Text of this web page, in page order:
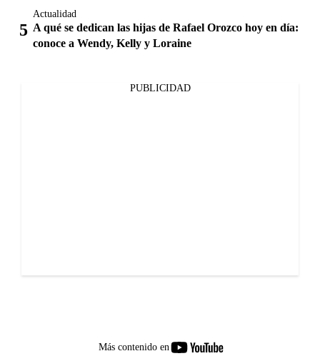
Actualidad
A qué se dedican las hijas de Rafael Orozco hoy en día:
conoce a Wendy, Kelly y Loraine
PUBLICIDAD
Más contenido en
youtube-